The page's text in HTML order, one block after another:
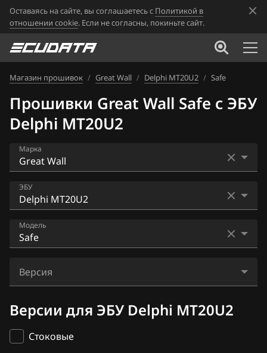
Оставаясь на сайте, вы соглашаетесь с Политикой в
отношении cookie. Если не согласны, покиньте сайт.
Магазин прошивок / Great Wall / Delphi MT20U2 / Safe
Прошивки Great Wall Safe с ЭБУ
Delphi MT20U2
Марка
Acura
Alfa Romeo
ATLAS
BAIC
Bentley
ЭБУ
Bosch M1.5.4
Bosch M7.8 (7.0)
Bosch ME7.8.8
Delphi DCM3.7
Delphi MT20U
Модель
Hover
Safe
Sailor
Версия
GW_Safe_UE20P050
PAFM
Версии для ЭБУ Delphi MT20U2
Стоковые